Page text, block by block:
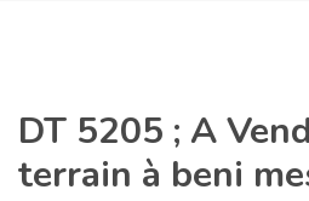
DT 5205 ; A
terrain à beni